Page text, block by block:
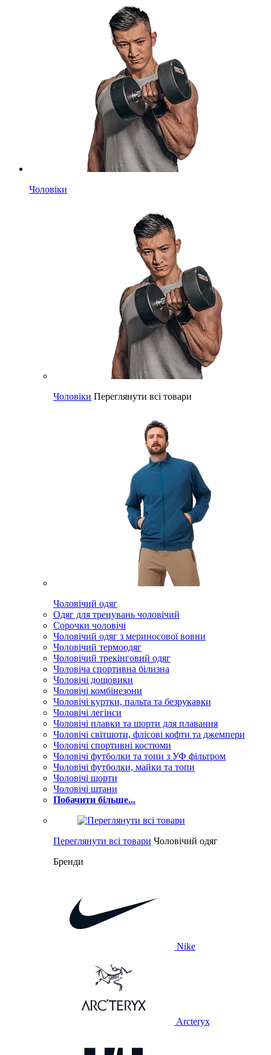
Чоловіки
Чоловіки Переглянути всі товари
Чоловічий одяг
Одяг для тренувань чоловічий
Сорочки чоловічі
Чоловічий одяг з мериносової вовни
Чоловічий термоодяг
Чоловічий трекінговий одяг
Чоловіча спортивна білизна
Чоловічі дощовики
Чоловічі комбінезони
Чоловічі куртки, пальта та безрукавки
Чоловічі легінси
Чоловічі плавки та шорти для плавання
Чоловічі світшоти, флісові кофти та джемпери
Чоловічі спортивні костюми
Чоловічі футболки та топи з УФ фільтром
Чоловічі футболки, майки та топи
Чоловічі шорти
Чоловічі штани
Побачити більше...
Переглянути всі товари Чоловічий одяг
Бренди
Nike
Arcteryx